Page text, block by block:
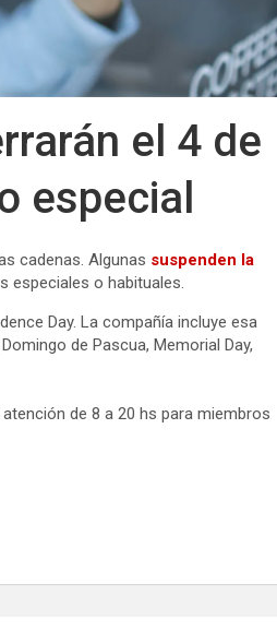
el 4 de
especial
cadenas. Algunas suspenden la
especiales o habituales.
Day. La compañía incluye esa
de Pascua, Memorial Day,
de 8 a 20 hs para miembros